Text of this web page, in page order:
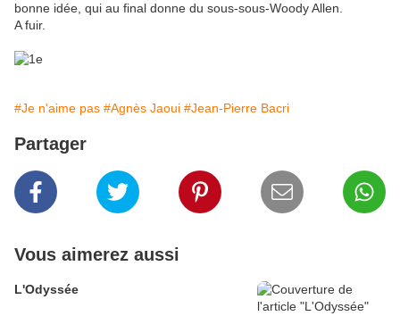
bonne idée, qui au final donne du sous-sous-Woody Allen.
A fuir.
#Je n'aime pas #Agnès Jaoui #Jean-Pierre Bacri
Partager
Vous aimerez aussi
L'Odyssée